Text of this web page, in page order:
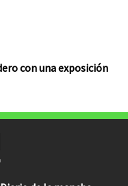
con una exposición